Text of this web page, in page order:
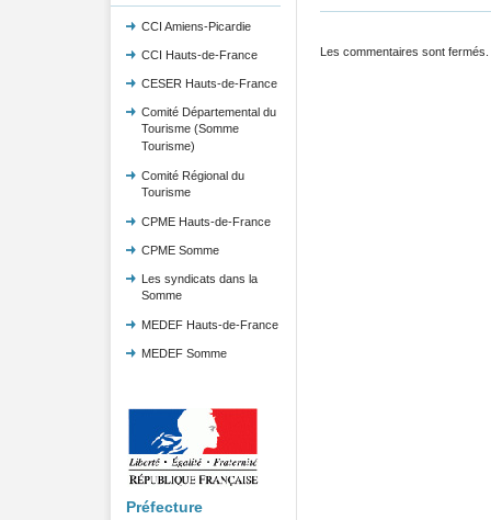
CCI Amiens-Picardie
CCI Hauts-de-France
CESER Hauts-de-France
Comité Départemental du
Tourisme (Somme
Tourisme)
Comité Régional du
Tourisme
CPME Hauts-de-France
CPME Somme
Les syndicats dans la
Somme
MEDEF Hauts-de-France
MEDEF Somme
Préfecture
Les commentaires sont fermés.